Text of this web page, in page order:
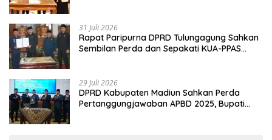
31 Juli 2026
Rapat Paripurna DPRD Tulungagung Sahkan
Sembilan Perda dan Sepakati KUA-PPAS
29 Juli 2026
DPRD Kabupaten Madiun Sahkan Perda
Pertanggungjawaban APBD 2025, Bupati